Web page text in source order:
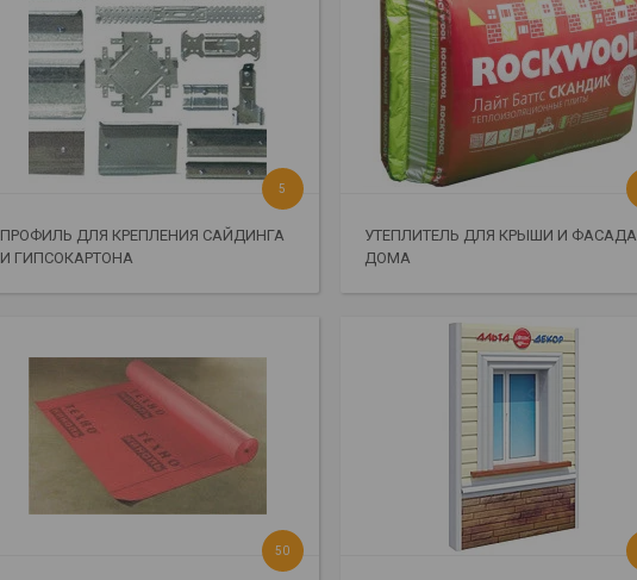
ПРОФИЛЬ ДЛЯ КРЕПЛЕНИЯ САЙДИНГА
И ГИПСОКАРТОНА
5
УТЕПЛИТЕЛЬ ДЛЯ КРЫШИ И ФАСАДА
ДОМА
50